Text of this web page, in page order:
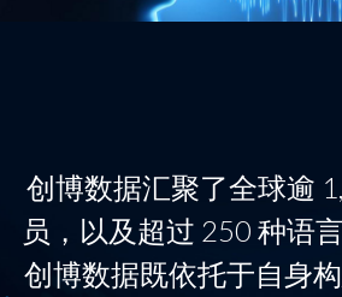
创博数据汇聚了全球逾
员，以及超过 250 种语
创博数据既依托于自身